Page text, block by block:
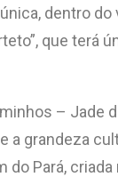
dentro do
que terá
– Jade
grandeza
Pará,